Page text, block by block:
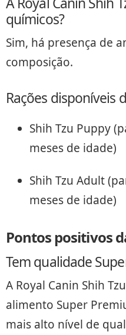
químicos?
Sim, há presença de
composição.
Rações disponíveis
Shih Tzu Puppy
meses de idade)
Shih Tzu Adult
meses de idade)
Pontos positivos
Tem qualidade
A Royal Canin Shih
alimento Super
mais alto nível de